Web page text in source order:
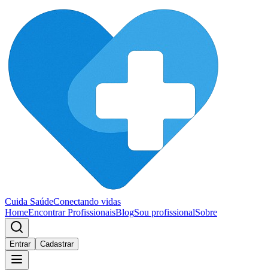
Cuida SaúdeConectando vidas
HomeEncontrar ProfissionaisBlogSou profissionalSobre
Entrar Cadastrar